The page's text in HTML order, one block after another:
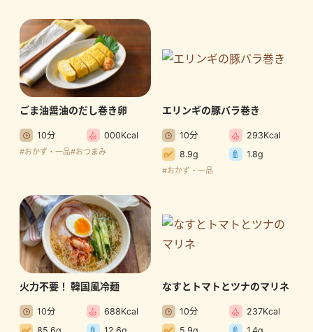
ごま油醤油のだし巻き卵
10分 000Kcal
#おかず・一品#おつまみ
エリンギの豚バラ巻き
10分
293Kcal
8.9g
1.8g
#おかず・一品
火力不要！ 韓国風冷麺
10分
688Kcal
85.6g
12.6g
なすとトマトとツナのマリネ
10分
237Kcal
5.9g
1.4g